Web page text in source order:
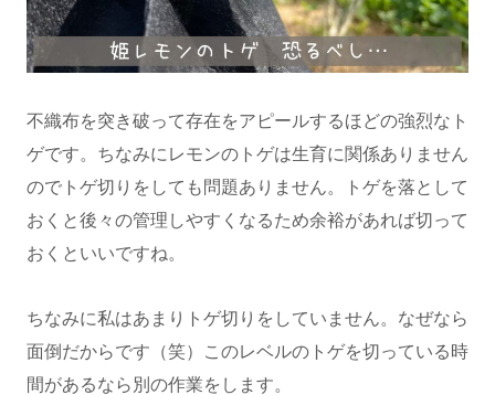
不織布を突き破って存在をアピールするほどの強烈なト
ゲです。ちなみにレモンのトゲは生育に関係ありません
のでトゲ切りをしても問題ありません。トゲを落として
おくと後々の管理しやすくなるため余裕があれば切って
おくといいですね。
ちなみに私はあまりトゲ切りをしていません。なぜなら
面倒だからです（笑）このレベルのトゲを切っている時
間があるなら別の作業をします。